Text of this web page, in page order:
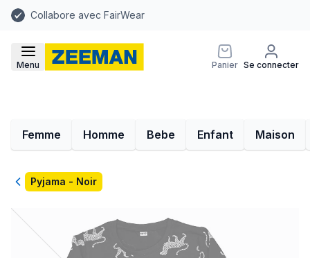
Collabore avec FairWear
Menu Panier Se connecter
Femme Homme Bebe Enfant Maison
RetourPyjama - Noir